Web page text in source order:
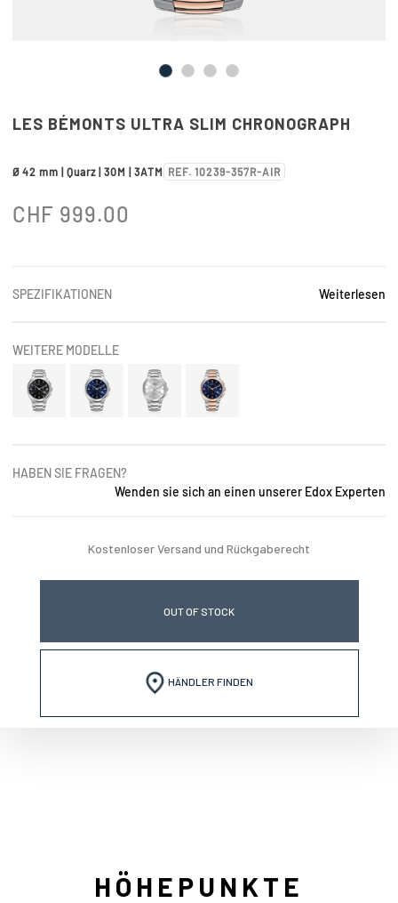
LES BÉMONTS ULTRA SLIM CHRONOGRAPH
Ø 42 mm | Quarz | 30M | 3ATM REF. 10239-357R-AIR
CHF 999.00
SPEZIFIKATIONEN Weiterlesen
WEITERE MODELLE
HABEN SIE FRAGEN?
Wenden sie sich an einen unserer Edox Experten
Kostenloser Versand und Rückgaberecht
OUT OF STOCK
HÄNDLER FINDEN
HÖHEPUNKTE